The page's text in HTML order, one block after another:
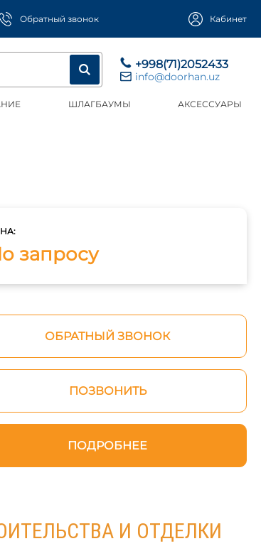
Обратный звонок Кабинет
+998(71)2052433
info@doorhan.uz
ШЛАГБАУМЫ АКСЕССУАРЫ
запросу
ОБРАТНЫЙ ЗВОНОК
ПОЗВОНИТЬ
ПОДРОБНЕЕ
И ОТДЕЛКИ